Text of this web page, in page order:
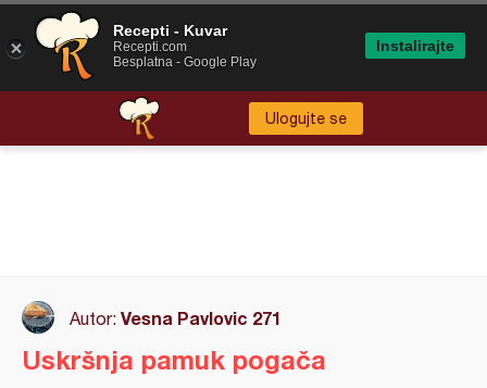
Ulogujte se
Autor: Vesna Pavlovic 271
Uskršnja pamuk pogača
Recepti - Kuvar
Recepti.com
Besplatna - Google Play
Instalirajte